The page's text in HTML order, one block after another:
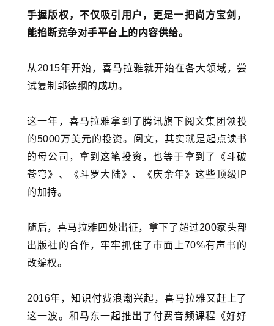
手握版权，不仅吸引用户，更是一把尚方宝剑，
能掐断竞争对手平台上的内容供给。
从2015年开始，喜马拉雅就开始在各大领域，尝
试复制郭德纲的成功。
这一年，喜马拉雅拿到了腾讯旗下阅文集团领投
的5000万美元的投资。阅文，其实就是起点读书
的母公司，拿到这笔投资，也等于拿到了《斗破
苍穹》、《斗罗大陆》、《庆余年》这些顶级IP
的加持。
随后，喜马拉雅四处出征，拿下了超过200家头部
出版社的合作，牢牢抓住了市面上70%有声书的
改编权。
2016年，知识付费浪潮兴起，喜马拉雅又赶上了
这一波。和马东一起推出了付费音频课程《好好